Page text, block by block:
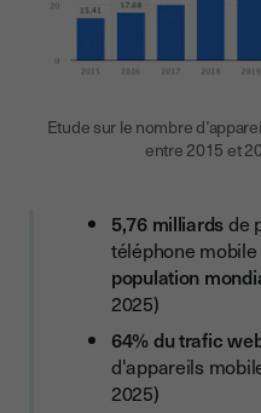
Etude sur le nombre
entre 2015 et
5,76 milliardsde
téléphone
population
2025)
64% du trafic
d'appareils
2025)